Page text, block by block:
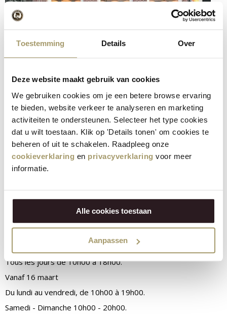
Toestemming Details Over
Deze website maakt gebruik van cookies
We gebruiken cookies om je een betere browse ervaring
te bieden, website verkeer te analyseren en marketing
activiteiten te ondersteunen. Selecteer het type cookies
dat u wilt toestaan. Klik op 'Details tonen' om cookies te
beheren of uit te schakelen. Raadpleeg onze
cookieverklaring en privacyverklaring voor meer
informatie.
Alle cookies toestaan
Aanpassen
Horaires d'ouvertures
Tous les jours de 10h00 à 18h00.
Vanaf 16 maart
Du lundi au vendredi, de 10h00 à 19h00.
Samedi - Dimanche 10h00 - 20h00.